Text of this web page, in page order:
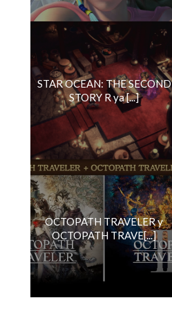
STAR OCEAN: THE SECOND
STORY R ya [...]
OCTOPATH TRAVELER y
OCTOPATH TRAVE[...]